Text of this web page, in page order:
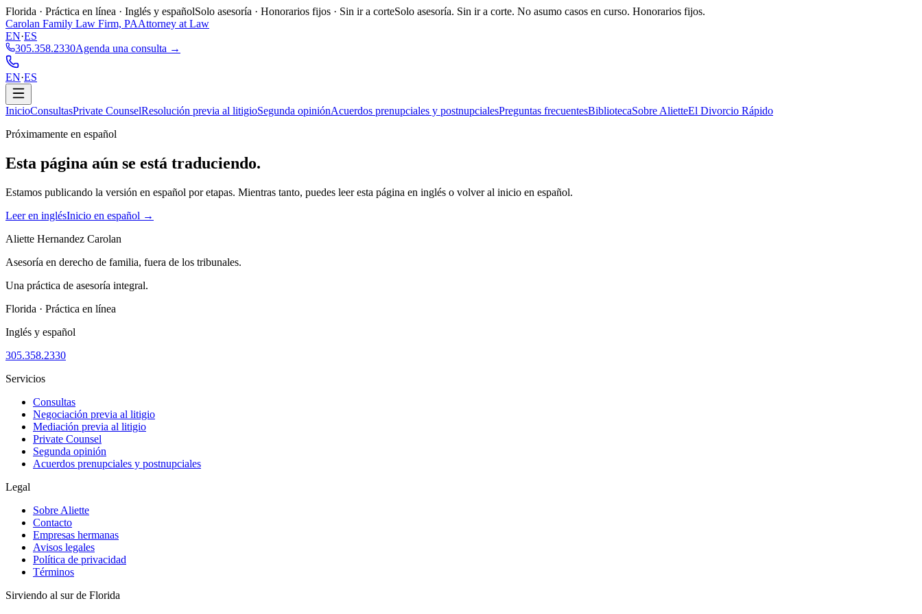
Florida · Práctica en línea · Inglés y españolSolo asesoría · Honorarios fijos · Sin ir a corteSolo asesoría. Sin ir a corte. No asumo casos en curso. Honorarios fijos.
Carolan Family Law Firm, PAAttorney at Law
EN·ES
305.358.2330Agenda una consulta →
EN·ES
InicioConsultasPrivate CounselResolución previa al litigioSegunda opiniónAcuerdos prenupciales y postnupcialesPreguntas frecuentesBibliotecaSobre AlietteEl Divorcio Rápido
Próximamente en español
Esta página aún se está traduciendo.
Estamos publicando la versión en español por etapas. Mientras tanto, puedes leer esta página en inglés o volver al inicio en español.
Leer en inglésInicio en español →
Aliette Hernandez Carolan
Asesoría en derecho de familia, fuera de los tribunales.
Una práctica de asesoría integral.
Florida · Práctica en línea
Inglés y español
305.358.2330
Servicios
Consultas
Negociación previa al litigio
Mediación previa al litigio
Private Counsel
Segunda opinión
Acuerdos prenupciales y postnupciales
Legal
Sobre Aliette
Contacto
Empresas hermanas
Avisos legales
Política de privacidad
Términos
Sirviendo al sur de Florida